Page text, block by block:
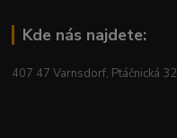
Kde nás najdete:
407 47 Varnsdorf, Ptáčnická